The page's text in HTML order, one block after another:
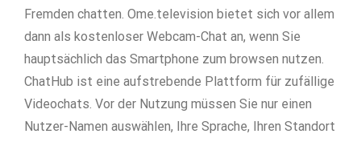
Fremden chatten. Ome.television bietet sich vor allem
dann als kostenloser Webcam-Chat an, wenn Sie
hauptsächlich das Smartphone zum browsen nutzen.
ChatHub ist eine aufstrebende Plattform für zufällige
Videochats. Vor der Nutzung müssen Sie nur einen
Nutzer-Namen auswählen, Ihre Sprache, Ihren Standort